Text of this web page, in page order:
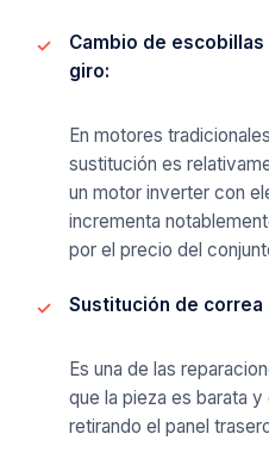
Cambio de
giro:
En motores
sustitución es
un motor inverter con
incrementa
por el precio del
Sustitución de correa
Es una de las
que la pieza es barata
retirando el panel